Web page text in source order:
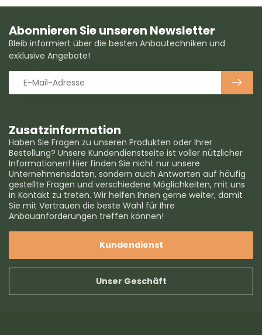
Zusatzinformation
Haben Sie Fragen zu unseren Produkten oder Ihrer
Bestellung? Unsere Kundendienstseite ist voller nützlicher
Informationen! Hier finden Sie nicht nur unsere
Unternehmensdaten, sondern auch Antworten auf häufig
gestellte Fragen und verschiedene Möglichkeiten, mit uns
in Kontakt zu treten. Wir helfen Ihnen gerne weiter, damit
Sie mit Vertrauen die beste Wahl für Ihre
Anbauanforderungen treffen können!
Kundendienst
Unser Geschäft
Abonnieren Sie unseren Newsletter
Bleib informiert über die besten Anbautechniken und
exklusive Angebote!